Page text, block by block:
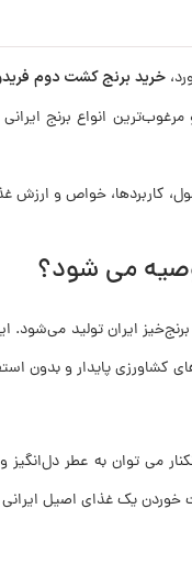
خرید برنج کشت دوم
انواع برنج
کاربردها، خواص و ارزش
می شود؟
برنج‌خیز ایران تولید
پایدار و بدون
می توان به عطر
یک غذای اصیل